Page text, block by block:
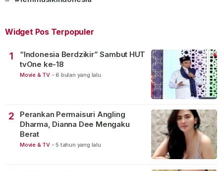
Widget Pos Terpopuler
1
“Indonesia Berdzikir” Sambut HUT
tvOne ke-18
Movie & TV - 6 bulan yang lalu
2
Perankan Permaisuri Angling
Dharma, Dianna Dee Mengaku
Berat
Movie & TV - 5 tahun yang lalu